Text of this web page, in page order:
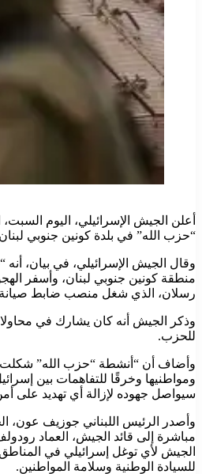
أعلن الجيش الإسرائيلي، اليوم
“حزب الله” في بلدة كونين جنوبي
وقال الجيش الإسرائيلي، في بيان،
منطقة كونين جنوبي لبنان، وأسفر
رسلان، الذي شغل منصب ضابط
وذكر الجيش أنه كان يشارك في محاولات
للحزب.
وأضاف أن “أنشطة “حزب الله” شكلت
ومواطنيها وخرقًا للتفاهمات بين
سيواصل جهوده لإزالة أي تهديد على أمن
وأصدر الرئيس اللبناني جوزيف عون،
مباشرة إلى قائد الجيش، العماد
الجيش لأي توغل إسرائيلي في المناطق
للسيادة الوطنية وسلامة المواطنين.